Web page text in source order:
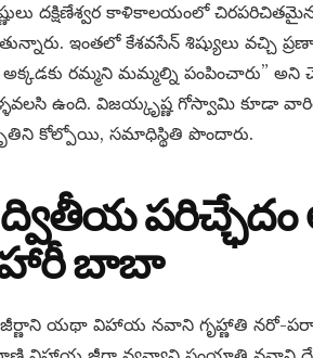
దక్షిణేశ్వర కాళికాలయంలో
ఇంతలో కేశవసేన్ శిష్యులు వచ్చి
రమ్మని మమ్మల్ని పంపించారు” అని
ఉంది. విజయ్కృష్ణ గోస్వామి కూడా
కోల్పోయి, సమాధిస్థితి పొందారు.
ద్వితీయ పరిచ్ఛేదం
బాబా
యథా విహాయ నవాని గృహ్ణాతి నరో-